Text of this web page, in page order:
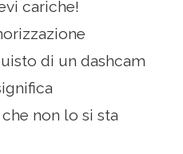
cariche!
di un dashcam
non lo si sta